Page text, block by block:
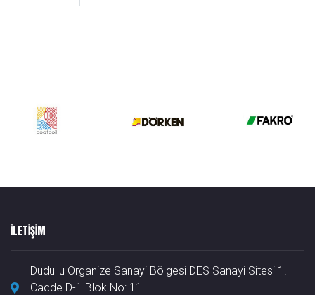
ILETIŞIM
Dudullu Organize Sanayi Bölgesi DES Sanayi Sitesi 1.
Cadde D-1 Blok No: 11